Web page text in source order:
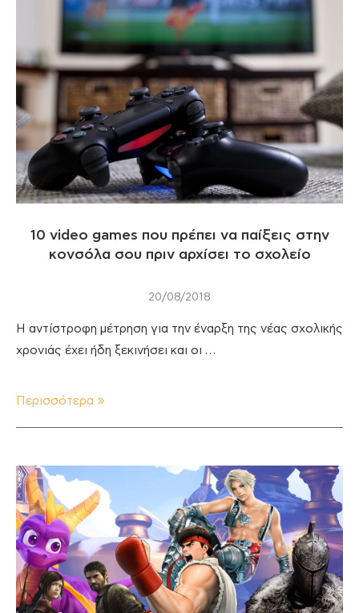
10 video games που πρέπει να παίξεις στην
κονσόλα σου πριν αρχίσει το σχολείο
20/08/2018
Η αντίστροφη μέτρηση για την έναρξη της νέας σχολικής
χρονιάς έχει ήδη ξεκινήσει και οι …
Περισσότερα